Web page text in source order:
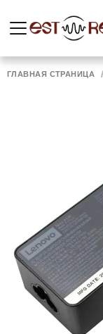
ГЛАВНАЯ СТРАНИЦА